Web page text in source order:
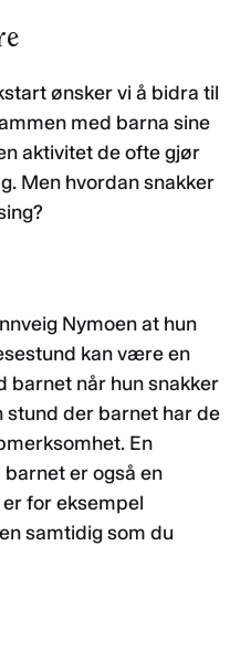
ønsker vi å bidra til
med barna sine
aktivitet de ofte gjør
Men hvordan snakker
Nymoen at hun
kan være en
barnet når hun snakker
stund der barnet har de
En
er også en
for eksempel
samtidig som du